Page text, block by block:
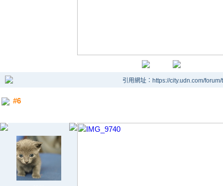
引用網址：https://city.udn.com/
#6